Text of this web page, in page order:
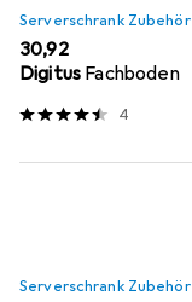
Serverschrank Zubehör
EUR
30,92
Digitus Fachboden
4
Serverschrank Zubehör